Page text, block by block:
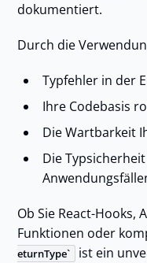
dokumentiert.
Durch die
Typfehler in der
Ihre Codebasis
Die Wartbarkeit
Die
Ob Sie React-Hooks,
Funktionen oder
eturnType
ist ein